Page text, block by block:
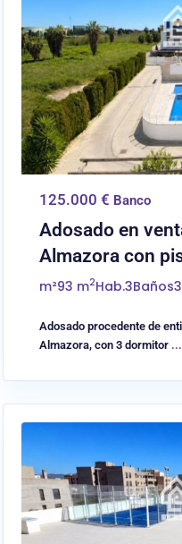
125.000 € Banco
Adosado en
Almazora con
m²93 m2Hab.3Baños3
Adosado procedente de
Almazora, con 3 dormitor ...
Almassora/Almazora